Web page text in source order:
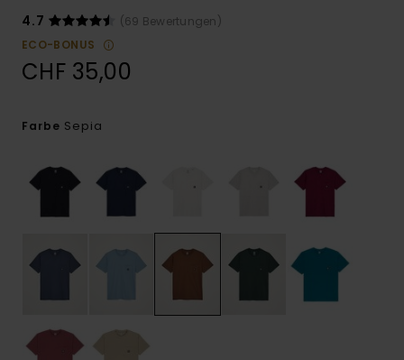
4.7
(69 Bewertungen)
ECO-BONUS
CHF 35,00
Farbe Sepia